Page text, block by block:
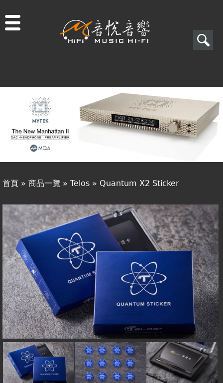
搜
表
單
搜
尋
商品一覽
二手專區
視聽專欄
購物須知
視聽室預約
線上商城
您
在
這
裡
首頁 » 商品一覽 » Telos » Quantum X2 Sticker